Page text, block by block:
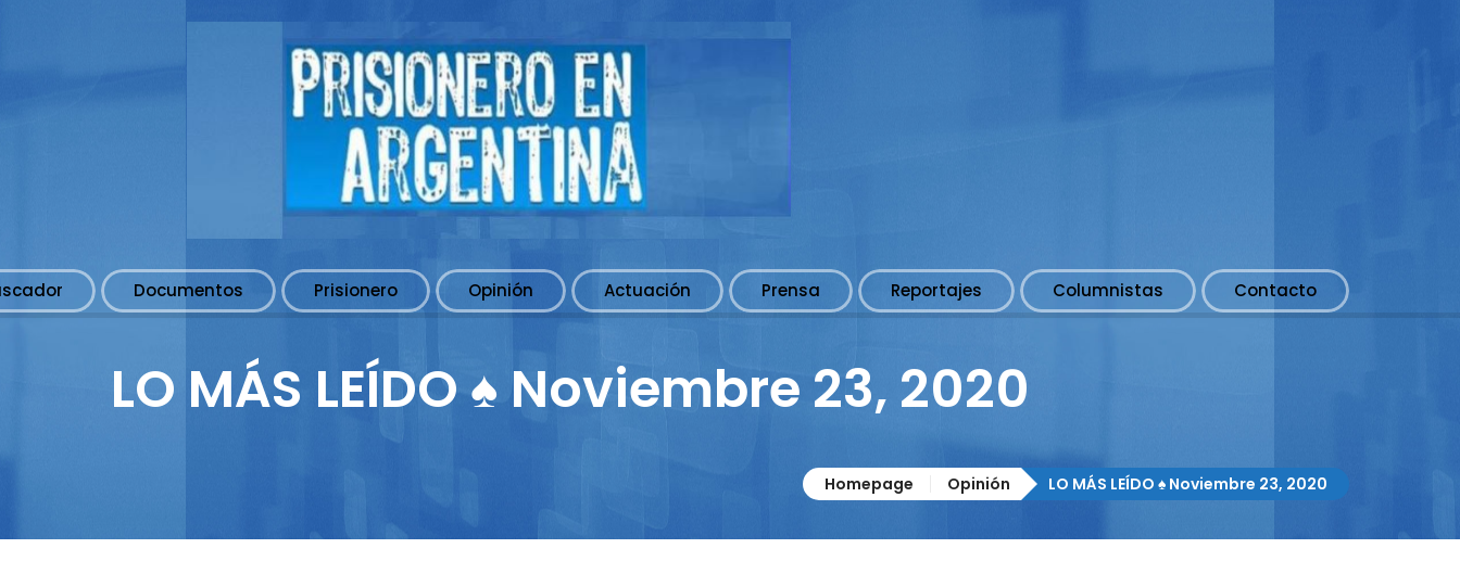
Documentos Prisionero Opinión Actuación Prensa Reportajes Columnistas Contacto
LO MÁS LEÍDO ♠ Noviembre 23, 2020
Homepage Opinión LO MÁS LEÍDO ♠ Noviembre 23, 2020